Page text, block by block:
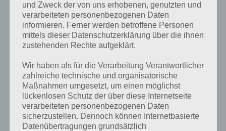
was gibt es dazu zu wissen? Passt das Wort auch zu Spooktober? Zu
bestimmten Lösungen präsentieren wir daher auch immer eine
kurze Begriffserklärung!
Der Begriff nebelig wird verwendet, wenn die Sichtweite stark
getrübt ist. Was bedeutet nebelig überhaupt? Nebel ist ein Begriff,
der oft in Bezug auf das Wetter fällt. Dabei ist die Sicht eingeschränkt
und es kann schwierig sein, etwas zu erkennen. In Deutschland ist
das Wetter häufig nebelig, besonders in den Herbst- und
Wintermonaten. Der Begriff Nebel wird hauptsächlich in der
Naturbeschreibung verwendet. Er bezieht sich auf den Zustand der
Luft, wenn sie feucht ist und kleine Wasserpartikel enthält. Diese
und Zweck der von uns erhobenen, genutzten und
verarbeiteten personenbezogenen Daten
informieren. Ferner werden betroffene Personen
mittels dieser Datenschutzerklärung über die ihnen
zustehenden Rechte aufgeklärt.
Wir haben als für die Verarbeitung Verantwortlicher
zahlreiche technische und organisatorische
Maßnahmen umgesetzt, um einen möglichst
lückenlosen Schutz der über diese Internetseite
verarbeiteten personenbezogenen Daten
sicherzustellen. Dennoch können Internetbasierte
Datenübertragungen grundsätzlich